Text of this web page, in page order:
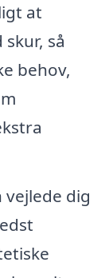
at
så
behov,
vejlede dig